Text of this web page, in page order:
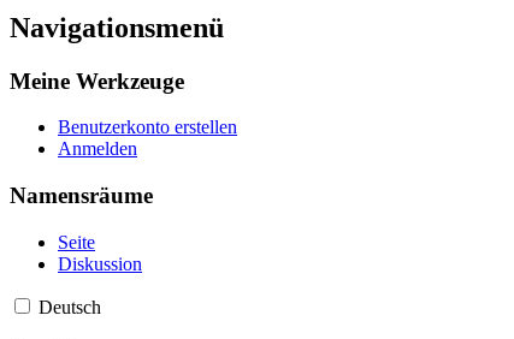
Navigationsmenü
Meine Werkzeuge
Benutzerkonto erstellen
Anmelden
Namensräume
Seite
Diskussion
Deutsch